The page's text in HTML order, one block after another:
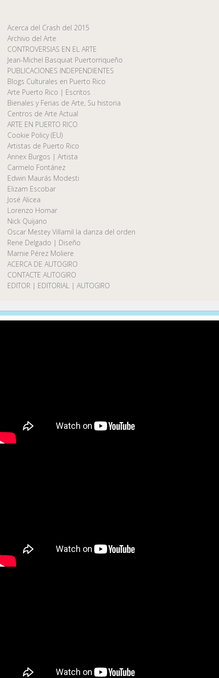
Acerca del Crash del 2015
Archivo del Arte
CONTROVERSIAS EN EL ARTE
Jean-Michel Basquiat Puertorriqueño
PUBLICACIONES INDEPENDIENTES
Blogs Culturales en Puerto Rico
Arte Puerto Rico | Escritos
Bienales y Ferias de Arte, Su historia
Centros de Arte Actual
ARTE EN PUERTO RICO
Cookie Policy (EU)
Artistas de Puerto Rico
Annex Burgos | Artista
Carmelo Fontánez
Edwin Maurás Modesti
Elizam Escobar
José Alicea
Lorenzo Homar
Nick Quijano
Oscar Mestey Villamil la danza del orden
Rene Delgado | Diseño
Marnie Pérez Moliere
ACERCA DE AUTOGIRO
CONTACTE AUTOGIRO
EDITOR | EDITORIAL | AUTOGIRO